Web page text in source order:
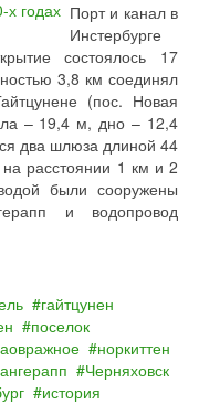
Порт и канал в
Инстербурге
состоялось 17
3,8 км соединял
(пос. Новая
– 19,4 м, дно – 12,4
два шлюза длиной 44
расстоянии 1 км и 2
были сооружены
и водопровод
гайтцунен
поселок
норкиттен
Черняховск
история